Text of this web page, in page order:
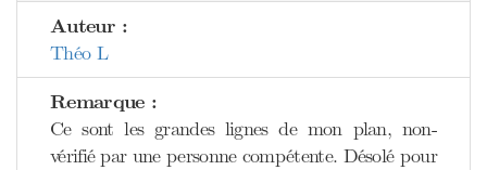
Auteur :
Théo L
Remarque :
Ce sont les grandes lignes de mon plan, non-
vérifié par une personne compétente. Désolé pour